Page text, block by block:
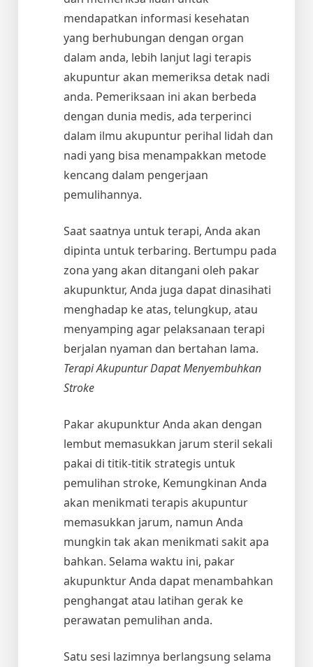
mendapatkan informasi kesehatan
yang berhubungan dengan organ
dalam anda, lebih lanjut lagi terapis
akupuntur akan memeriksa detak nadi
anda. Pemeriksaan ini akan berbeda
dengan dunia medis, ada terperinci
dalam ilmu akupuntur perihal lidah dan
nadi yang bisa menampakkan metode
kencang dalam pengerjaan
pemulihannya.
Saat saatnya untuk terapi, Anda akan
dipinta untuk terbaring. Bertumpu pada
zona yang akan ditangani oleh pakar
akupunktur, Anda juga dapat dinasihati
menghadap ke atas, telungkup, atau
menyamping agar pelaksanaan terapi
berjalan nyaman dan bertahan lama.
Terapi Akupuntur Dapat Menyembuhkan
Stroke
Pakar akupunktur Anda akan dengan
lembut memasukkan jarum steril sekali
pakai di titik-titik strategis untuk
pemulihan stroke, Kemungkinan Anda
akan menikmati terapis akupuntur
memasukkan jarum, namun Anda
mungkin tak akan menikmati sakit apa
bahkan. Selama waktu ini, pakar
akupunktur Anda dapat menambahkan
penghangat atau latihan gerak ke
perawatan pemulihan anda.
Satu sesi lazimnya berlangsung selama